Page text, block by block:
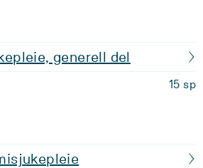
generell del
15 sp